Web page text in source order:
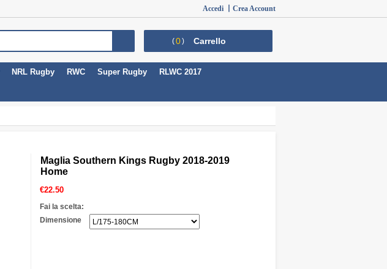
Accedi 丨 Crea Account
(0) Carrello
NRL Rugby RWC Super Rugby RLWC 2017
Maglia Southern Kings Rugby 2018-2019
Home
€22.50
Fai la scelta:
Dimensione